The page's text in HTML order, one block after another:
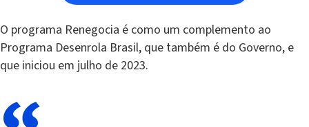
O programa Renegocia é como um complemento ao
Programa Desenrola Brasil, que também é do Governo, e
que iniciou em julho de 2023.